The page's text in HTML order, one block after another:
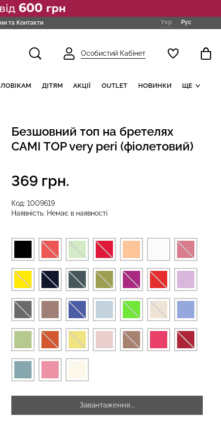
та Контакти Укр Рус
Особистий Кабінет
ДІТЯМ АКЦІЇ OUTLET НОВИНКИ ЩЕ
Безшовний топ на бретелях
CAMI TOP very peri (фіолетовий)
Код: 1009619
Наявність: Немає в наявності
369 грн.
Завантаження...
з
BRASILIAN
(чорний)
BRIEFS (чорний) Giulia
179 грн. 299 грн.